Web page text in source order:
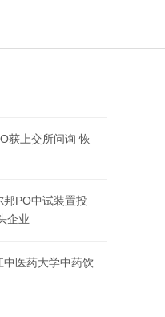
获上交所问询 恢
PO中试装置投
企业
中医药大学中药饮